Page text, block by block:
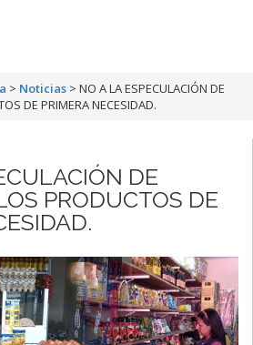
> Noticias > NO A LA ESPECULACIÓN DE
DE PRIMERA NECESIDAD.
DE
PRODUCTOS DE